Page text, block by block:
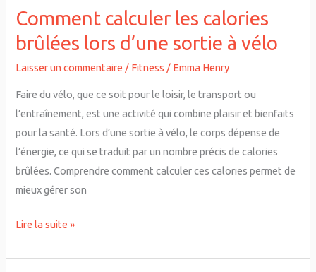
Comment calculer les calories
brûlées lors d’une sortie à vélo
Laisser un commentaire / Fitness / Emma Henry
Faire du vélo, que ce soit pour le loisir, le transport ou
l’entraînement, est une activité qui combine plaisir et bienfaits
pour la santé. Lors d’une sortie à vélo, le corps dépense de
l’énergie, ce qui se traduit par un nombre précis de calories
brûlées. Comprendre comment calculer ces calories permet de
mieux gérer son
vélo
Lire la suite »